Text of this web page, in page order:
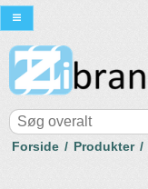
Forside / Produkter /